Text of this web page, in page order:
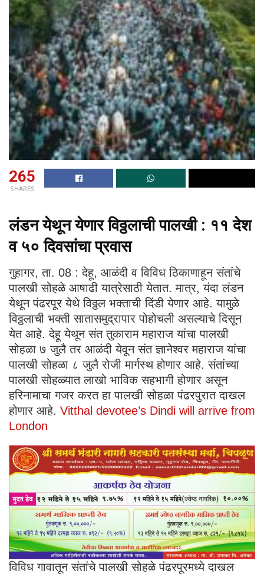
265
SHARES
लंडन येथून येणार विठ्ठलाची पालखी : ११ देश
व ५० दिवसांचा प्रवास
गुहागर, ता. 08 : देहू, आळंदी व विविध ठिकाणाहून संतांचे
पालखी सोहळे आषाढी यात्रेसाठी येतात. मात्र, यंदा लंडन
येथून पंढरपूर येथे विठ्ठल भक्ताची दिंडी येणार आहे. यामुळे
विठ्ठलाची भक्ती सातासमुद्रापार पोहोचली असल्याचे दिसून
येत आहे. देहू येथून संत तुकाराम महाराज यांचा पालखी
सोहळा ७ जुलै तर आळंदी येवून संत ज्ञानेश्वर महाराज यांचा
पालखी सोहळा ८ जुलै रोजी मार्गस्थ होणार आहे. संतांच्या
पालखी सोहळ्यात लाखो भाविक सहभागी होणार असून
हरिनामाचा गजर करत हा पालखी सोहळा पंढरपुरात दाखल
होणार आहे. Vitthal devotee’s Dindi will arrive from
London
विविध गावातून संतांचे पालखी सोहळे पंढरपूरमध्ये दाखल